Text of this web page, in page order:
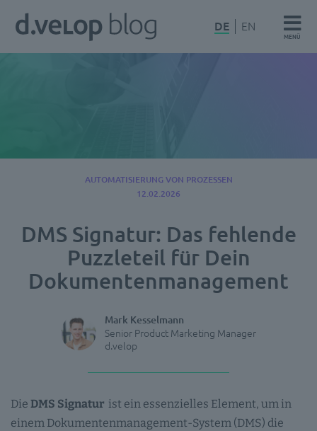
Zum
Inhalt
d.velop
DE EN
MENÜ
DMS Signatur: Das fehlende
Puzzleteil für Dein
Dokumentenmanagement
AUTOMATISIERUNG VON PROZESSEN
12.02.2026
Mark Kesselmann
Senior Product Marketing Manager
d.velop
Die DMS Signatur ist ein essenzielles Element, um in
einem Dokumentenmanagement-System (DMS) die